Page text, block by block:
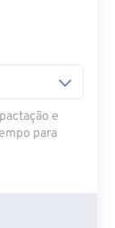
e
para